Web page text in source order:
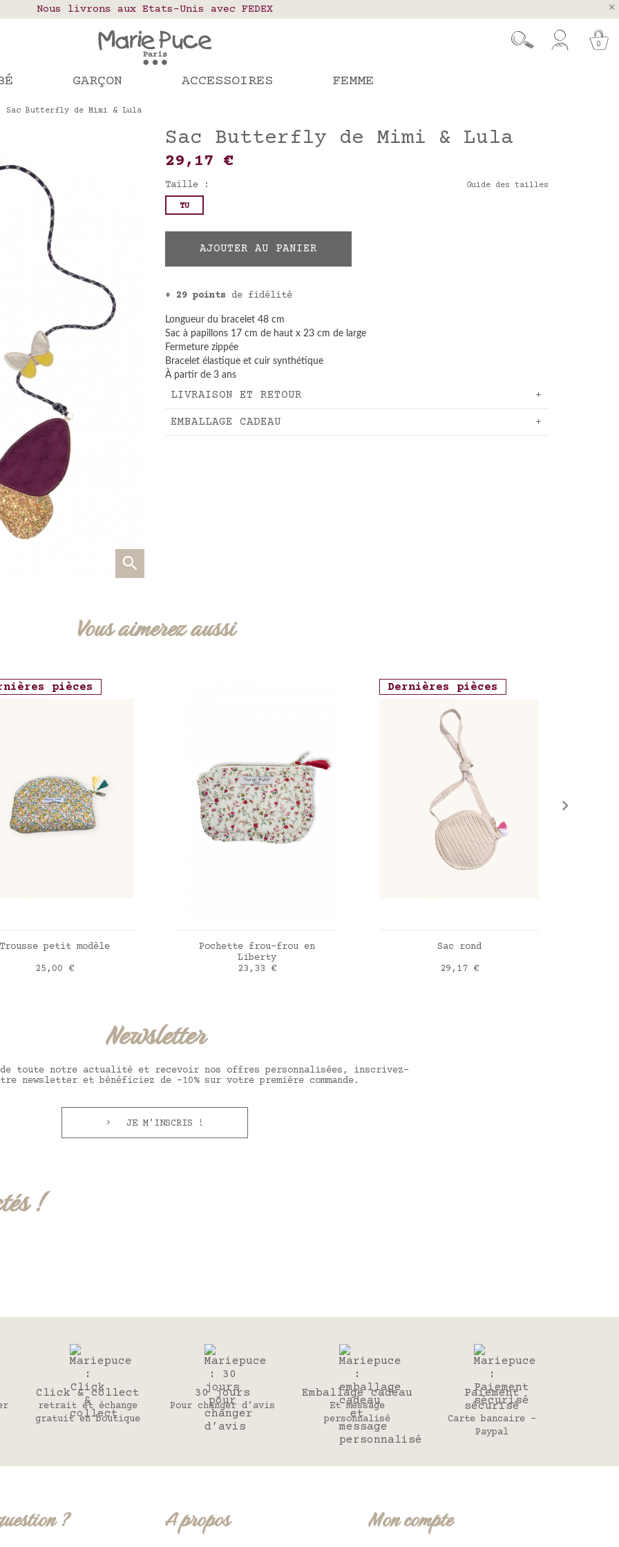
Notre site part en vacances !
passées après le 4 août seront expédiées le 26 août
Nous livrons aux Etats-Unis avec FEDEX
colis en France, Belgique, Luxembourg, Portugal et Espagne
0
GARÇON ACCESSOIRES FEMME
Sac Butterfly de Mimi & Lula
Sac Butterfly de Mimi & Lula
29,17 €
Taille : Guide des tailles
TU
AJOUTER AU PANIER
+ 29 points de fidélité
Longueur du bracelet 48 cm
Sac à papillons 17 cm de haut x 23 cm de large
Fermeture zippée
Bracelet élastique et cuir synthétique
À partir de 3 ans
LIVRAISON ET RETOUR
EMBALLAGE CADEAU
Vous aimerez aussi
pièces
AJOUTER AU PANIER
petit modèle
Prix
25,00 €
AJOUTER AU PANIER
Pochette frou-frou en
Liberty
Prix
23,33 €
Dernières pièces
AJOUTER AU PANIER
Sac rond
Prix
29,17 €
Newsletter
toute notre actualité et recevoir nos offres personnalisées, inscrivez-
newsletter et bénéficiez de -10% sur votre première commande.
JE M'INSCRIS !
!
Click & collect
retrait et échange
gratuit en boutique
30 jours
Pour changer d’avis
Emballage cadeau
Et message
personnalisé
Paiement
sécurisé
Carte bancaire -
Paypal
? A propos Mon compte